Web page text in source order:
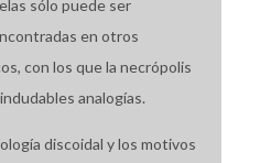
sólo puede ser
en otros
con los que la necrópolis
analogías.
discoidal y los motivos